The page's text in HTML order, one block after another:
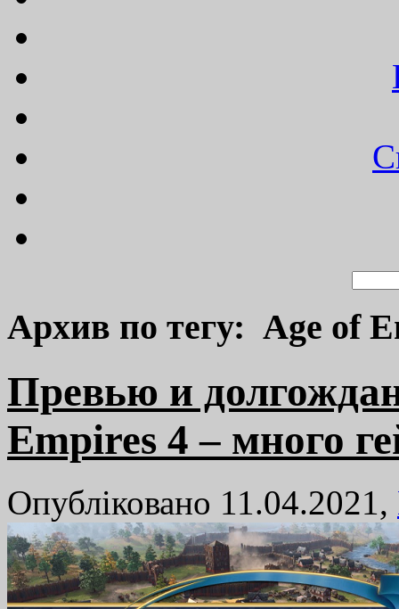
Архив по тегу: Age of
Превью и
Empires 4 – много
Опубліковано 11.04.2021,